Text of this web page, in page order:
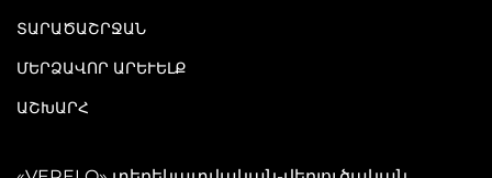
ՏԱՐԱԾԱՇՐՋԱՆ
ՄԵՐՁԱՎՈՐ ԱՐԵՒԵԼՔ
ԱՇԽԱՐՀ